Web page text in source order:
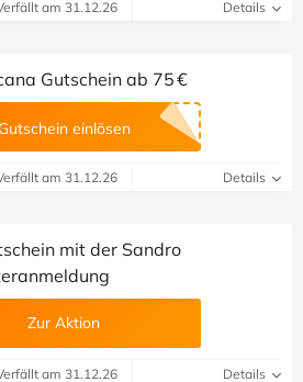
am 31.12.26 Details
Gutschein ab 75 €
Gutschein einlösen
am 31.12.26 Details
mit der Sandro
Zur Aktion
am 31.12.26 Details